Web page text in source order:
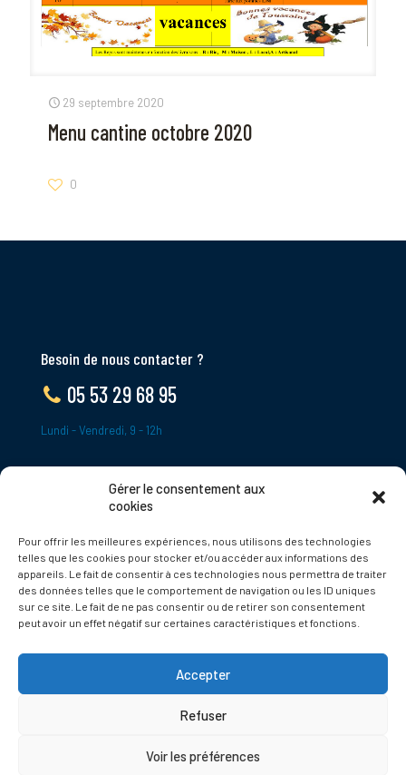
Gérer le consentement aux
cookies
Pour offrir les meilleures expériences, nous utilisons des technologies
telles que les cookies pour stocker et/ou accéder aux informations des
appareils. Le fait de consentir à ces technologies nous permettra de traiter
des données telles que le comportement de navigation ou les ID uniques
sur ce site. Le fait de ne pas consentir ou de retirer son consentement
peut avoir un effet négatif sur certaines caractéristiques et fonctions.
Accepter
Refuser
Voir les préférences
29 septembre 2020
Menu cantine octobre 2020
0
Besoin de nous contacter ?
05 53 29 68 95
Lundi - Vendredi, 9 - 12h
24620 Tamniès
France
Politique de cookies
© 2025 Tamnies.fr